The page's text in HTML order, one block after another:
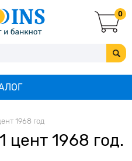
0
1968 год
цент 1968 год.